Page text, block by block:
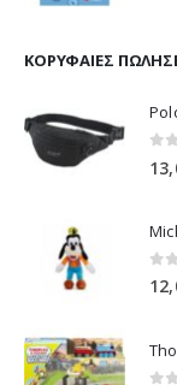
ΚΟΡΥΦΑΊΕΣ
0